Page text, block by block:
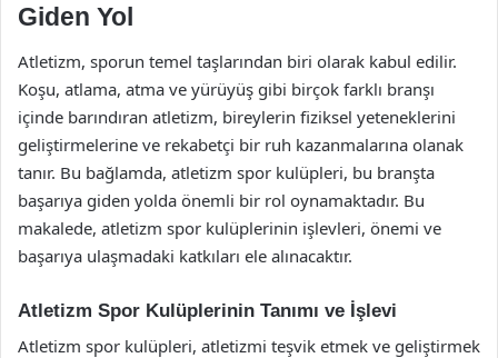
Giden Yol
Atletizm, sporun temel taşlarından biri olarak kabul edilir.
Koşu, atlama, atma ve yürüyüş gibi birçok farklı branşı
içinde barındıran atletizm, bireylerin fiziksel yeteneklerini
geliştirmelerine ve rekabetçi bir ruh kazanmalarına olanak
tanır. Bu bağlamda, atletizm spor kulüpleri, bu branşta
başarıya giden yolda önemli bir rol oynamaktadır. Bu
makalede, atletizm spor kulüplerinin işlevleri, önemi ve
başarıya ulaşmadaki katkıları ele alınacaktır.
Atletizm Spor Kulüplerinin Tanımı ve İşlevi
Atletizm spor kulüpleri, atletizmi teşvik etmek ve geliştirmek